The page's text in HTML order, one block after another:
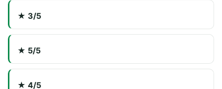
★ 3/5
★ 5/5
★ 4/5